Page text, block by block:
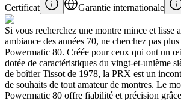
Certificat
Garantie internationale
Si vous recherchez une montre mince et lisse
ambiance des années 70, ne cherchez pas
Powermatic 80. Créée pour ceux qui ont un
dotée de caractéristiques du vingt-et-unième
de boîtier Tissot de 1978, la PRX est un
de souhaits de tout amateur de montres. Le
Powermatic 80 offre fiabilité et précision